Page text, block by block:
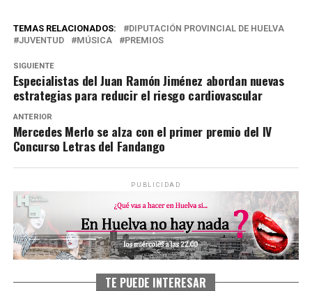
TEMAS RELACIONADOS:
DIPUTACIÓN PROVINCIAL DE HUELVA
JUVENTUD
MÚSICA PREMIOS
SIGUIENTE
Especialistas del Juan Ramón Jiménez abordan nuevas
estrategias para reducir el riesgo cardiovascular
ANTERIOR
Mercedes Merlo se alza con el primer premio del IV
Concurso Letras del Fandango
PUBLICIDAD
TE PUEDE INTERESAR